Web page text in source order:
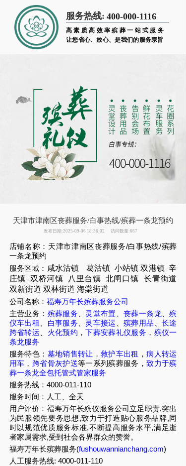
服务热线: 400-000-1116
高素质高效率殡葬一站式服务
让您省心、放心、是我们的服务宗旨
天津市津南区丧葬服务/白事热线/殡葬一条龙预约
发布日期:2025-09-06 18:36:02 访问数量:667
店铺名称：天津市津南区丧葬服务/白事热线/殡葬
一条龙预约
服务区域： 咸水沽镇 葛沽镇 小站镇 双港镇 辛
庄镇
双桥河镇 八里台镇 北闸口镇
长青街道
双新街道 双林街道 海棠街道
公司名称： 福寿万年长殡葬服务公司
主营业务： 殡葬服务 灵堂布置 、丧葬一条龙 、殡
仪车出租
白事服务 灵车接运 、殡葬用品
长途
跨省转运
火化预约 ，下葬安葬礼仪服务 ， 殡仪一
条龙服务
服务特色： 墓地销售转让 ，救护车出租 ，病人转运
用车 ， 跨省骨灰护送等一系列殡葬服务，致力于殡
葬一条龙全包托管式管家服务
服务热线：4000-011-110
服务时间：人工、全天
用户评价：福寿万年长殡仪服务公司立足职责,突出
为民服领先要务思想,致力于打造贴心服务品牌,同
时以规范优质服务标准,不断提高服务水平,满足逝
者家属需求,受到社会各界群众的赞誉。
福寿万年长殡葬服务(fushouwannianchang.com)
人工服务热线: 4000-011-110